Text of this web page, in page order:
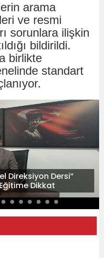
arama
ve resmi
sorunlara ilişkin
bildirildi.
birlikte
standart
Direksiyon Dersi”
Dikkat